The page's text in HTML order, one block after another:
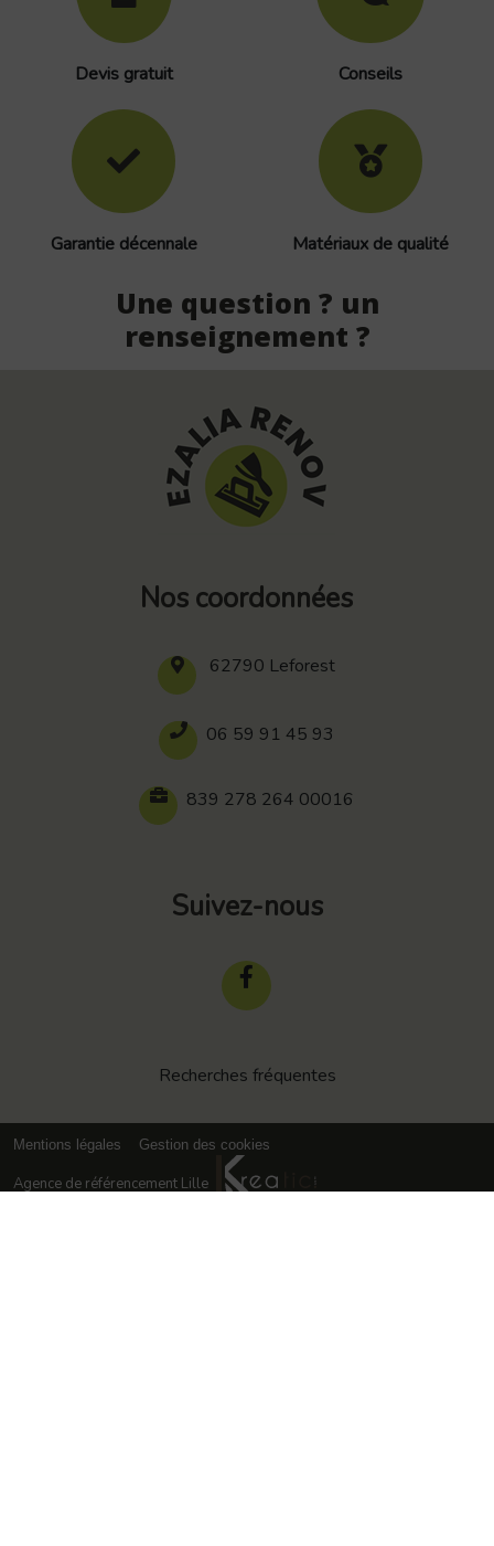
Devis gratuit Conseils
Garantie décennale Matériaux de qualité
Une question ? un
renseignement ?
Nos coordonnées
62790 Leforest
06 59 91 45 93
839 278 264 00016
Suivez-nous
Recherches fréquentes
Mentions légales Gestion des cookies
Agence de référencement Lille